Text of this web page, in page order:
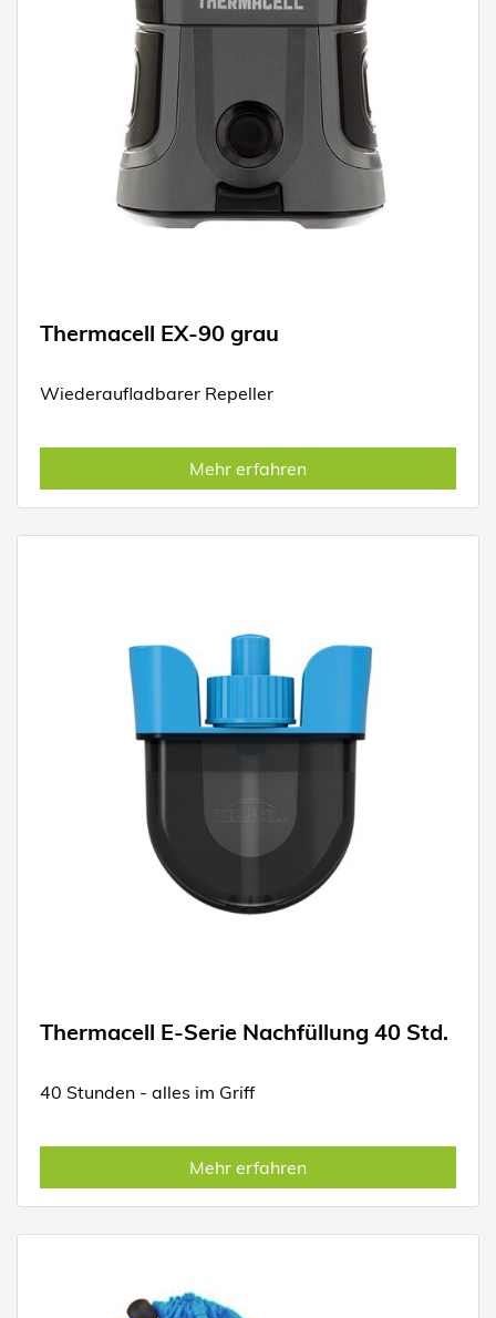
Thermacell EX-90 grau
Wiederaufladbarer Repeller
Mehr erfahren
Thermacell E-Serie Nachfüllung 40 Std.
40 Stunden - alles im Griff
Mehr erfahren